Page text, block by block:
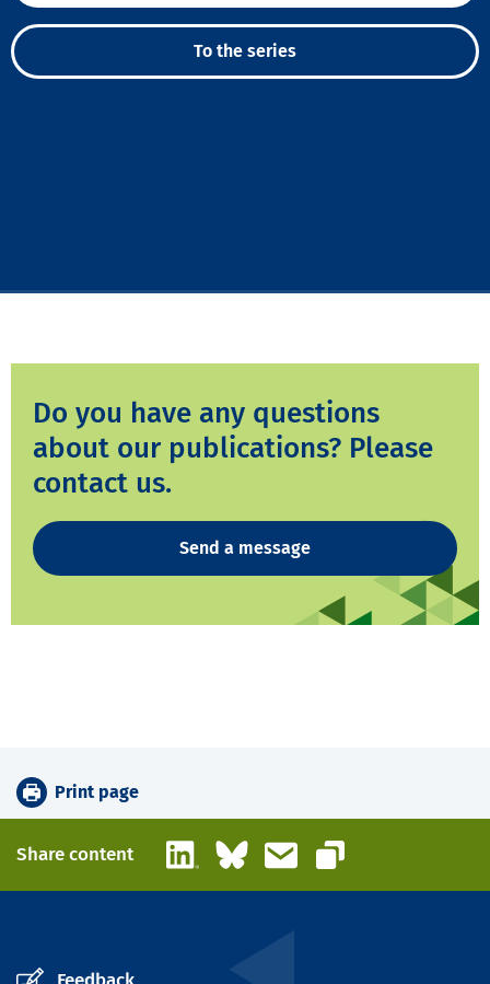
To the series
Do you have any questions
about our publications? Please
contact us.
Send a message
Print page
Share content LinkedInBlueskyEmail
Copy link